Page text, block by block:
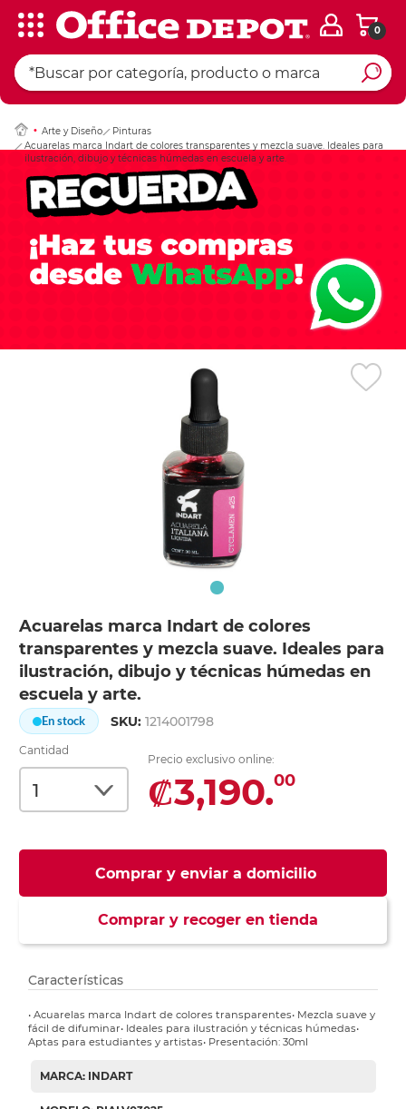
0
Arte y Diseño
Pinturas
Acuarelas marca Indart de colores transparentes y mezcla suave. Ideales para
ilustración, dibujo y técnicas húmedas en escuela y arte.
Acuarelas marca Indart de colores
transparentes y mezcla suave. Ideales para
ilustración, dibujo y técnicas húmedas en
escuela y arte.
En stock SKU:1214001798
Cantidad
Precio exclusivo online:
₡3,190.00
Comprar y enviar a domicilio
Comprar y recoger en tienda
Ingresar Codigo
Características
• Acuarelas marca Indart de colores transparentes• Mezcla suave y
fácil de difuminar• Ideales para ilustración y técnicas húmedas•
Aptas para estudiantes y artistas• Presentación: 30ml
MARCA: INDART